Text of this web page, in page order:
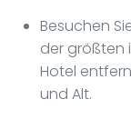
Besuchen
der größten
Hotel
und Alt.